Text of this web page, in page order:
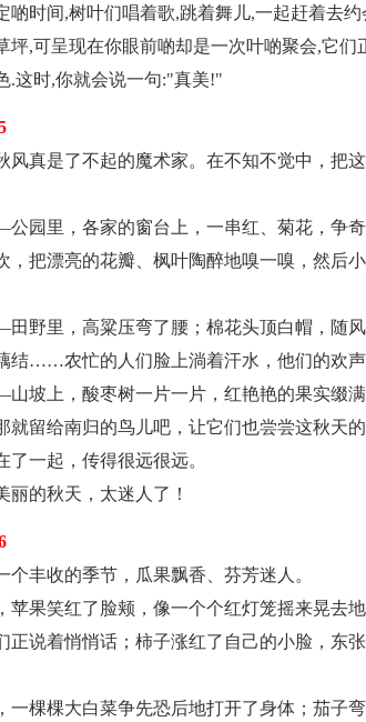
啲时间,树叶们唱着歌,跳着舞儿,一起赶着去
坪,可呈现在你眼前啲却是一次叶啲聚会,它
.这时,你就会说一句:"真美!"
风真是了不起的魔术家。在不知不觉中，
园里，各家的窗台上，一串红、菊花，争
，把漂亮的花瓣、枫叶陶醉地嗅一嗅，然后
野里，高粱压弯了腰；棉花头顶白帽，随
结……农忙的人们脸上淌着汗水，他们的欢声
坡上，酸枣树一片一片，红艳艳的果实缀
就留给南归的鸟儿吧，让它们也尝尝这秋天
了一起，传得很远很远。
丽的秋天，太迷人了！
个丰收的季节，瓜果飘香、芬芳迷人。
苹果笑红了脸颊，像一个个红灯笼摇来晃去
正说着悄悄话；柿子涨红了自己的小脸，东
一棵棵大白菜争先恐后地打开了身体；茄子